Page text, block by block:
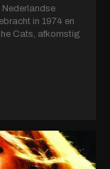
Nederlandse
in 1974 en
Cats, afkomstig